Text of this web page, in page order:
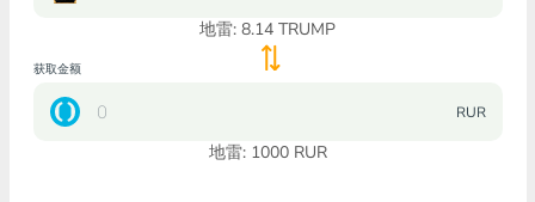
地雷: 8.14 TRUMP
获取金额
RUR
地雷: 1000RUR